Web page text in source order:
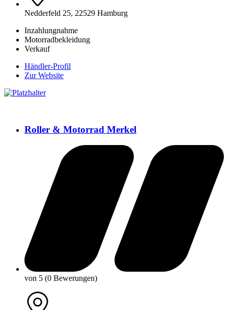
Nedderfeld 25, 22529 Hamburg
Inzahlungnahme
Motorradbekleidung
Verkauf
Händler-Profil
Zur Website
Roller & Motorrad Merkel
von 5 (0 Bewerungen)